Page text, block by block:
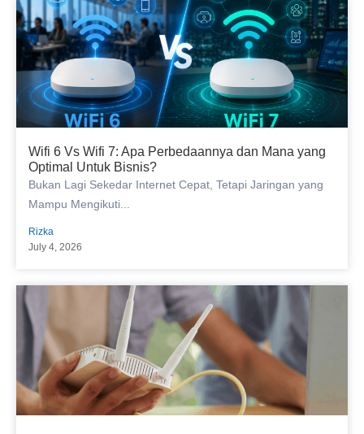
Wifi 6 Vs Wifi 7: Apa Perbedaannya dan Mana yang
Optimal Untuk Bisnis?
Bukan Lagi Sekedar Internet Cepat, Tetapi Jaringan yang
Mampu Mengikuti...
Rizka
July 4, 2026